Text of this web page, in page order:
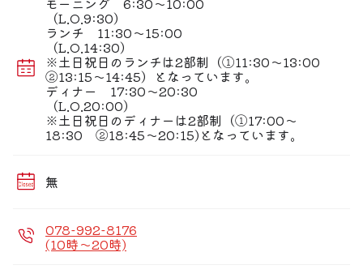
【クーポンももりだくさん】
レディースデー、シニアデー、ハッピーアワー、三世代フ
ァミリーデーなど、見逃せないお得な特典を多数ご用意し
ております。
【目の前で調理するライブキッチン】
熱々ステーキや天ぷら、握り寿司が登場！さらに旬の味覚
をテーマにした月替りの充実イベントももりだくさんで
（L.O.9:30）
ランチ 11:30〜15:00
（L.O.14:30）
※土日祝日のランチは2部制（①11:30〜13:00
②13:15〜14:45）となっています。
ディナー 17:30〜20:30
（L.O.20:00）
※土日祝日のディナーは2部制（①17:00〜
18:30 ②18:45〜20:15)となっています。
無
078-992-8176
(10時〜20時)